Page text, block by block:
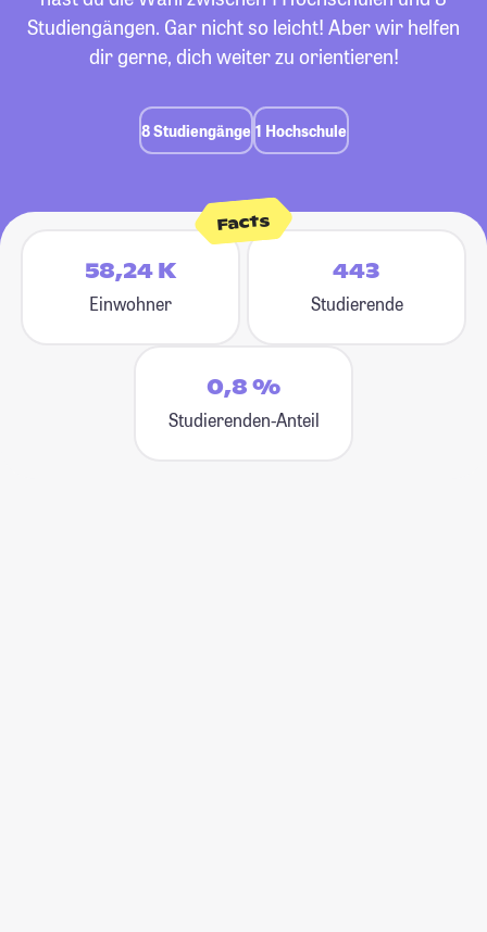
Studiengängen. Gar nicht so leicht! Aber wir helfen
dir gerne, dich weiter zu orientieren!
8 Studiengänge 1 Hochschule
Facts
58,24 K
Einwohner
443
Studierende
0,8 %
Studierenden-Anteil